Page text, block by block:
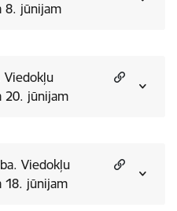
8. jūnijam
Viedokļu
20. jūnijam
Viedokļu
18. jūnijam